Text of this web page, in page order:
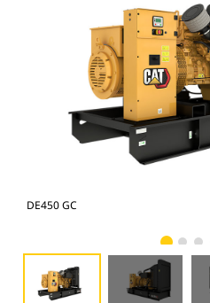
DE450 GC